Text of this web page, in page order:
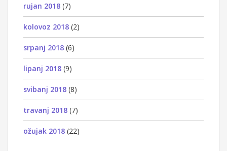
rujan 2018 (7)
kolovoz 2018 (2)
srpanj 2018 (6)
lipanj 2018 (9)
svibanj 2018 (8)
travanj 2018 (7)
ožujak 2018 (22)